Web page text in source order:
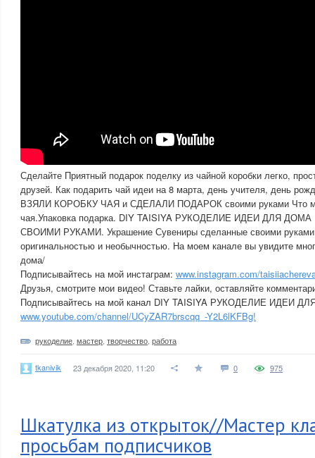
Сделайте Приятный подарок поделку из чайной коробки легко,
друзей. Как подарить чай идеи на 8 марта, день учителя, день
ВЗЯЛИ КОРОБКУ ЧАЯ и СДЕЛАЛИ ПОДАРОК своими руками Что
чая.Упаковка подарка. DIY TAISIYA РУКОДЕЛИЕ ИДЕИ ДЛЯ
СВОИМИ РУКАМИ. Украшение Сувениры сделанные своими руками
оригинальностью и необычностью. На моем канале вы увидите
дома/
Подписывайтесь на мой инстаграм: www.instagram.com/
Друзья, смотрите мои видео! Ставьте лайки, оставляйте
Подписывайтесь на мой канал DIY TAISIYA РУКОДЕЛИЕ ИДЕИ
www.youtube.com/channel/UCyZAR7brscqq_-Y2L6lKFBg!
рукоделие мастер творчество работа
tkanivik 23 декабря 2020, 11:20 0 975
Шкатулка из открыток//Мастер
просьбам подписчиков